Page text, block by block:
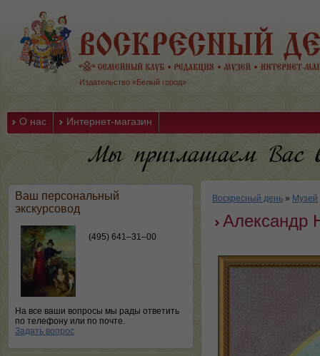
Издательство «Белый город»
О нас Интернет-магазин
Ваш персональный
экскурсовод
(495) 641–31–00
На все ваши вопросы мы рады ответить
по телефону или по почте.
Задать вопрос
Воскресный день » Музей
Александр